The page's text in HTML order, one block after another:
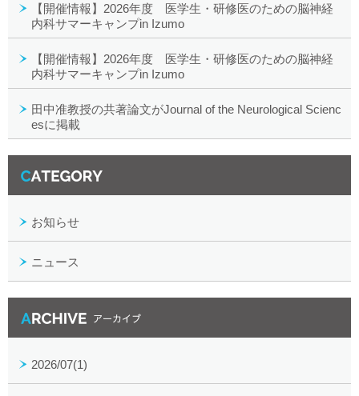
【開催情報】2026年度 医学生・研修医のための脳神経
内科サマーキャンプin Izumo
【開催情報】2026年度 医学生・研修医のための脳神経
内科サマーキャンプin Izumo
田中准教授の共著論文がJournal of the Neurological Scienc
esに掲載
お知らせ
ニュース
2026/07(1)